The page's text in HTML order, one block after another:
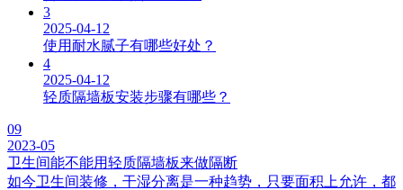
3
2025-04-12
使用耐水腻子有哪些好处？
4
2025-04-12
轻质隔墙板安装步骤有哪些？
09
2023-05
卫生间能不能用轻质隔墙板来做隔断
如今卫生间装修，干湿分离是一种趋势，只要面积上允许，都